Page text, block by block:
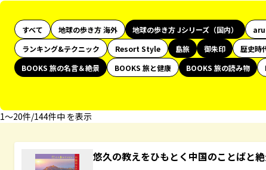
すべて 地球の歩き方 海外 地球の歩き方 Jシリーズ（国内）
ランキング&テクニック
Resort Style 島旅 御朱印 歴史時
BOOKS 旅の名言＆絶景
BOOKS 旅と健康 BOOKS 旅の読み物
1〜20件/144件中 を表示
悠久の教えをひもとく中国のことばと